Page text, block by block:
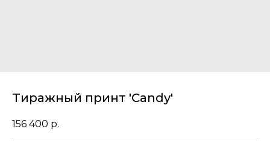
Тиражный принт 'Candy'
156 400 р.